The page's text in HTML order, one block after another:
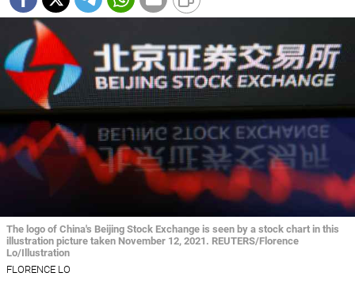
The logo of China's Beijing Stock Exchange is seen by a stock chart in this
illustration picture taken November 12, 2021. REUTERS/Florence
Lo/Illustration
FLORENCE LO